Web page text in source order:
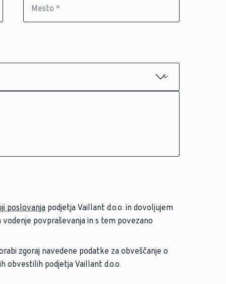
Mesto *
poslovanja podjetja Vaillant d.o.o. in dovoljujem
povpraševanja in s tem povezano
zgoraj navedene podatke za obveščanje o
obvestilih podjetja Vaillant d.o.o.